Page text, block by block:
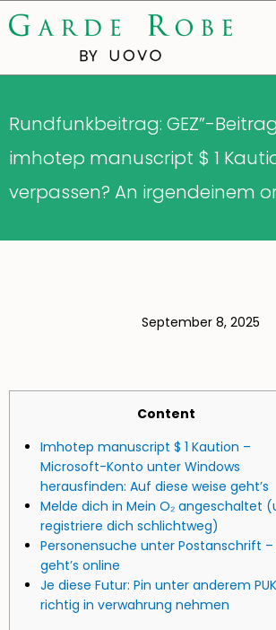
Rundfunkbeitrag: GEZ”-
imhotep manuscript $ 1
verpassen? An irgendeinem
September 8, 2025
Content
Imhotep manuscript $ 1 Kaution –
Microsoft-Konto unter Windows
herausfinden: Auf diese weise geht’s
Melde dich in Mein O₂ angeschaltet
registriere dich schlichtweg)
Personensuche unter Postanschrift –
geht’s online
Je diese Futur: Pin unter anderem PUK
richtig in verwahrung nehmen